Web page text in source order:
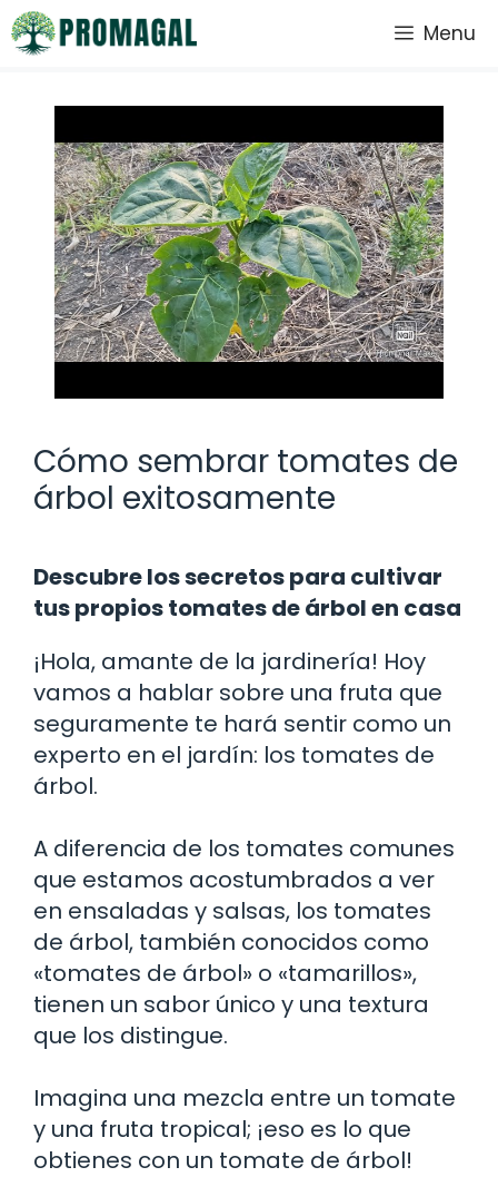
Saltar
al
Menu
Cómo sembrar tomates de
árbol exitosamente
Descubre los secretos para cultivar
tus propios tomates de árbol en casa
¡Hola, amante de la jardinería! Hoy
vamos a hablar sobre una fruta que
seguramente te hará sentir como un
experto en el jardín: los tomates de
árbol.
A diferencia de los tomates comunes
que estamos acostumbrados a ver
en ensaladas y salsas, los tomates
de árbol, también conocidos como
«tomates de árbol» o «tamarillos»,
tienen un sabor único y una textura
que los distingue.
Imagina una mezcla entre un tomate
y una fruta tropical; ¡eso es lo que
obtienes con un tomate de árbol!